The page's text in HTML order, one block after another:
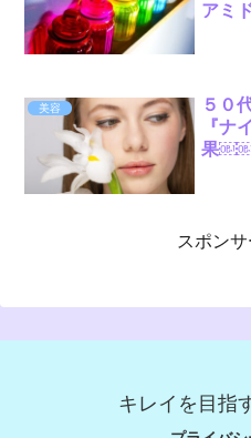
アミ
美容
５０
『ナ
果
スポン
キレイを目指